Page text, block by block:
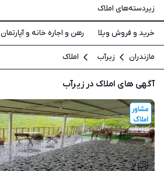
زیردسته‌های املاک
خرید و فروش ویلا رهن و اجاره خانه و آپارتمان
مازندران زیرآب املاک
آگهی های املاک در زیرآب
۷